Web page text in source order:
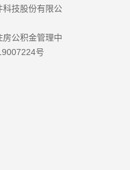
科技股份有限公
房公积金管理中
号